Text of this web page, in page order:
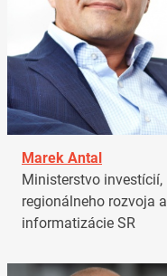
Marek Antal
Ministerstvo investícií,
regionálneho rozvoja a
informatizácie SR